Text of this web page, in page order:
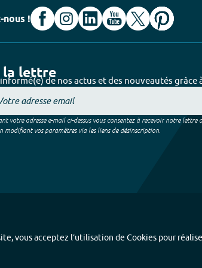
nous !
la lettre
informé(e) de nos actus et des nouveautés
votre adresse e-mail ci-dessus vous consentez à recevoir notre
modifiant vos paramètres via les liens de désinscription.
vous acceptez l’utilisation de Cookies pour